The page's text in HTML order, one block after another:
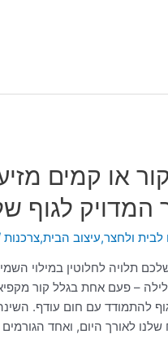
או קמים
המדויק לגוף
לבית ולחצר,עיצוב הבית,צרכנות
תלויה לחלוטין במילוי
– פעם אחת בגלל קור
להתמודד עם חום עודף.
לאורך היום, ואחד